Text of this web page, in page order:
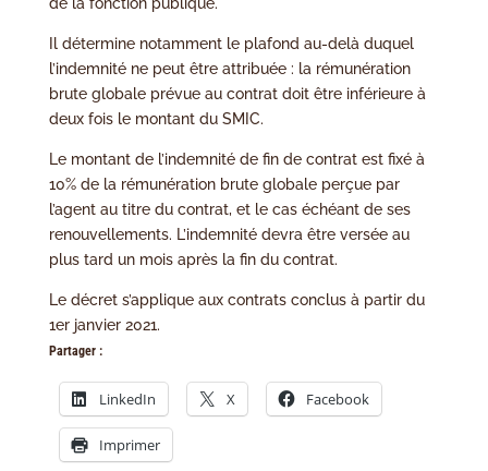
Il détermine notamment le plafond au-delà duquel
l’indemnité ne peut être attribuée : la rémunération
brute globale prévue au contrat doit être inférieure à
deux fois le montant du SMIC.
Le montant de l’indemnité de fin de contrat est fixé à
10% de la rémunération brute globale perçue par
l’agent au titre du contrat, et le cas échéant de ses
renouvellements. L’indemnité devra être versée au
plus tard un mois après la fin du contrat.
Le décret s’applique aux contrats conclus à partir du
1er janvier 2021.
Partager :
LinkedIn X Facebook
Imprimer